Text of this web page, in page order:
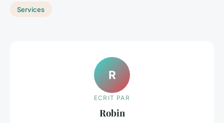
Services
R
ECRIT PAR
Robin